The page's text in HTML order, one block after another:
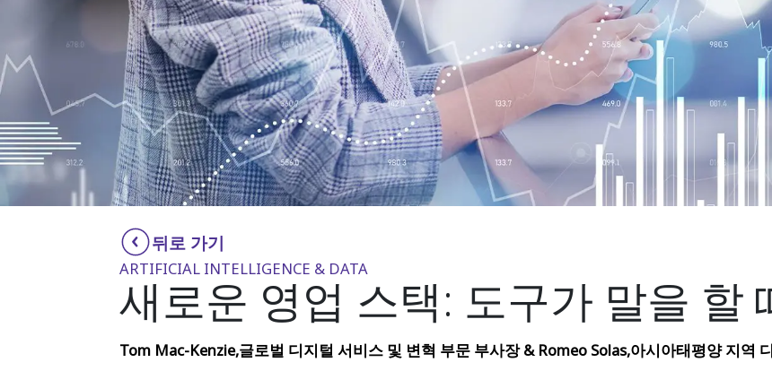
뒤로 가기
ARTIFICIAL INTELLIGENCE & DATA
새로운 영업 스택: 도구가 말을 할
Tom Mac-Kenzie,글로벌 디지털 서비스 및 변혁 부문 부사장 & Romeo Solas,아시아태평양 지역